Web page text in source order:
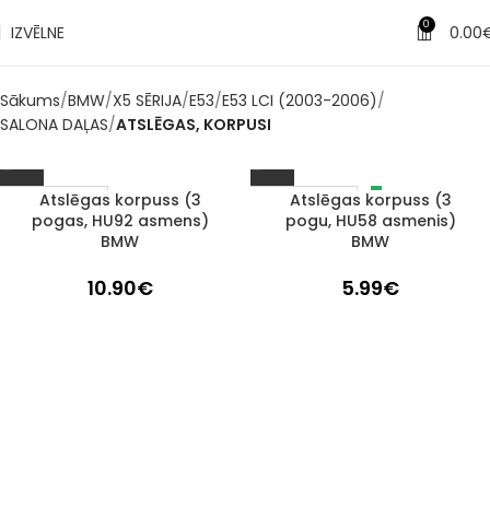
IZVĒLNE 0 0.00
Sākums BMW X5 SĒRIJA E53 E53 LCI (2003-2006)
SALONA DAĻAS ATSLĒGAS, KORPUSI
1–3 D. D.
Atslēgas korpuss (3
pogas, HU92 asmens)
BMW
10.90€
IZPĀRDOTS
Atslēgas korpuss (3
pogu, HU58 asmenis)
BMW
5.99€